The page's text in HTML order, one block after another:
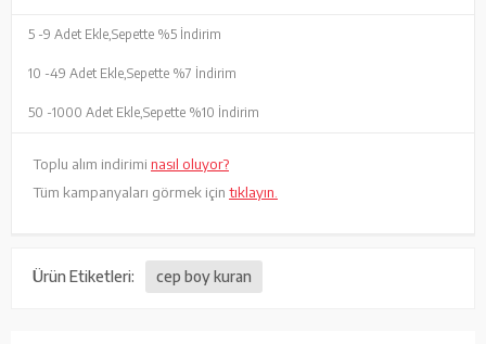
5 -9 Adet Ekle, Sepette %5 İndirim
10 -49 Adet Ekle, Sepette %7 İndirim
50 -1000 Adet Ekle, Sepette %10 İndirim
Toplu alım indirimi nasıl oluyor?
Tüm kampanyaları görmek için tıklayın.
Ürün Etiketleri: cep boy kuran